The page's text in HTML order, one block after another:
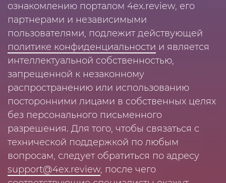
ознакомлению порталом 4ex.review, его
партнерами и независимыми
пользователями, подлежит действующей
политике конфиденциальности и является
интеллектуальной собственностью,
запрещенной к незаконному
распространению или использованию
посторонними лицами в собственных целях
без персонального письменного
разрешения. Для того, чтобы связаться с
технической поддержкой по любым
вопросам, следует обратиться по адресу
support@4ex.review, после чего